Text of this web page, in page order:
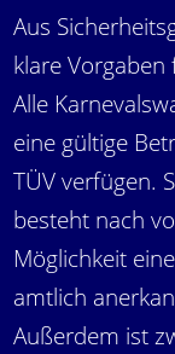
Aus
klare
Alle
eine gültige
TÜV verfügen.
besteht nach
Möglichkeit
amtlich
Außerdem ist